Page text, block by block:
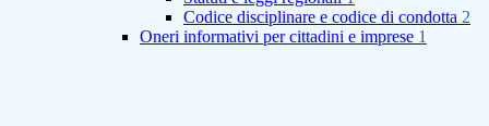
Codice disciplinare e codice di condotta 2
Oneri informativi per cittadini e imprese 1